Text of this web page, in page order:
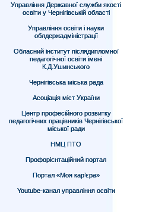
Управління Державної служби якості
освіти у Чернігівській області
Управління освіти і науки
облдержадміністрації
Обласний інститут післядипломної
педагогічної освіти імені
К.Д.Ушинського
Чернігівська міська рада
Асоціація міст України
Центр професійного розвитку
педагогічних працівників Чернігівської
міської ради
НМЦ ПТО
Профорієнтаційний портал
Портал «Моя кар’єра»
Youtube-канал управління освіти